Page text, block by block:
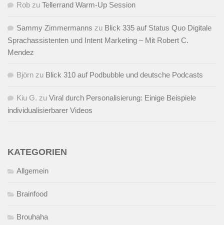
Rob zu Tellerrand Warm-Up Session
Sammy Zimmermanns zu Blick 335 auf Status Quo Digitale
Sprachassistenten und Intent Marketing – Mit Robert C.
Mendez
Björn zu Blick 310 auf Podbubble und deutsche Podcasts
Kiu G. zu Viral durch Personalisierung: Einige Beispiele
individualisierbarer Videos
KATEGORIEN
Allgemein
Brainfood
Brouhaha